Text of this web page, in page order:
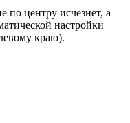
по центру исчезнет, а
настройки
краю).